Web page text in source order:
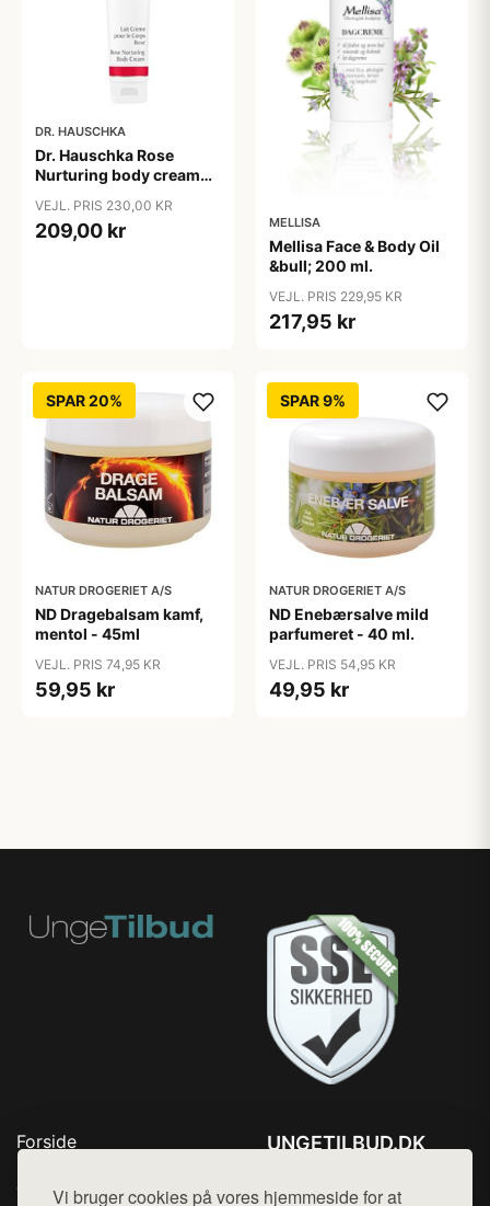
Vi bruger cookies på vores hjemmeside for at
DR. HAUSCHKA
Dr. Hauschka Rose
Nurturing body cream
VEJL. PRIS 230,00 KR
209,00 kr MELLISA
Mellisa Face & Body Oil
&bull; 200 ml.
VEJL. PRIS 229,95 KR
217,95 kr
SPAR 20%
NATUR DROGERIET A/S
ND Dragebalsam kamf,
mentol - 45ml
VEJL. PRIS 74,95 KR
59,95 kr
SPAR 9%
NATUR DROGERIET A/S
ND Enebærsalve mild
parfumeret - 40 ml.
VEJL. PRIS 54,95 KR
49,95 kr
Forside
Top Rabatter
UNGETILBUD.DK